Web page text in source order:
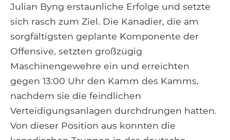
Julian Byng erstaunliche Erfolge und setzte
sich rasch zum Ziel. Die Kanadier, die am
sorgfältigsten geplante Komponente der
Offensive, setzten großzügig
Maschinengewehre ein und erreichten
gegen 13:00 Uhr den Kamm des Kamms,
nachdem sie die feindlichen
Verteidigungsanlagen durchdrungen hatten.
Von dieser Position aus konnten die